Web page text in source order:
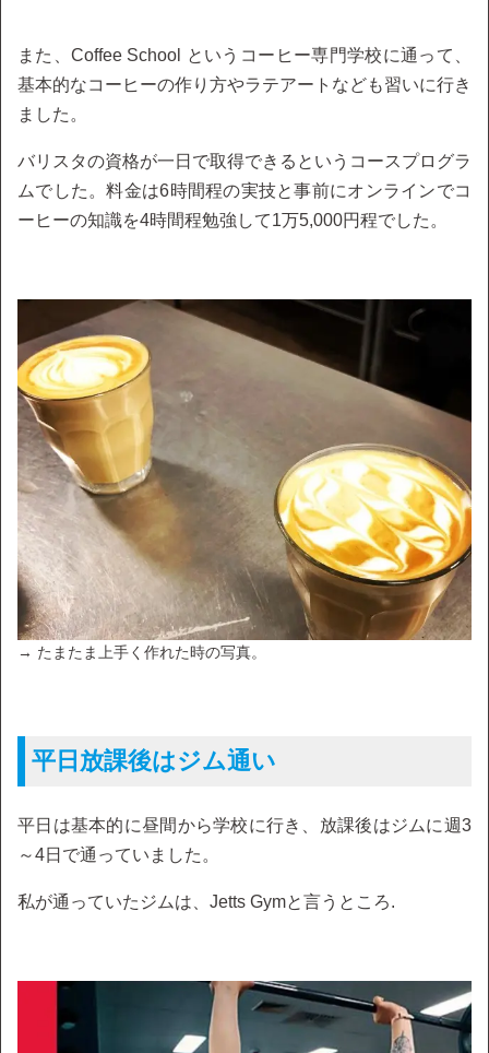
また、Coffee School というコーヒー専門学校に通って、
基本的なコーヒーの作り方やラテアートなども習いに行き
ました。
バリスタの資格が一日で取得できるというコースプログラ
ムでした。料金は6時間程の実技と事前にオンラインでコ
ーヒーの知識を4時間程勉強して1万5,000円程でした。
→ たまたま上手く作れた時の写真。
平日放課後はジム通い
平日は基本的に昼間から学校に行き、放課後はジムに週3
～4日で通っていました。
私が通っていたジムは、Jetts Gymと言うところ.